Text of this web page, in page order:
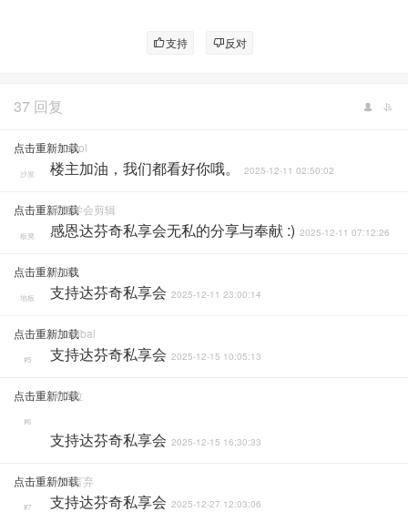
支持 反对
37 回复
点击重新加载
Ssumol
沙发 楼主加油，我们都看好你哦。 2025-12-11 02:50:02
点击重新加载我要学会剪辑
板凳 感恩达芬奇私享会无私的分享与奉献 :) 2025-12-11 07:12:26
点击重新加载
依弦
地板 支持达芬奇私享会 2025-12-11 23:00:14
点击重新加载
Hannibal
#5 支持达芬奇私享会 2025-12-15 10:05:13
点击重新加载
阿萨拉
#6
支持达芬奇私享会 2025-12-15 16:30:33
点击重新加载
永不言弃
#7 支持达芬奇私享会 2025-12-27 12:03:06